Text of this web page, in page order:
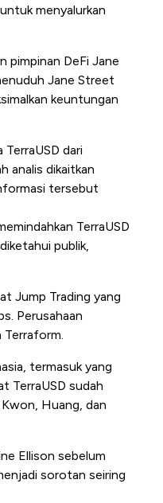
menyalurkan
pimpinan DeFi Jane
Jane Street
keuntungan
dari
analis dikaitkan
tersebut
TerraUSD
publik,
Jump Trading yang
Perusahaan
Terraform.
termasuk yang
TerraUSD sudah
Huang, dan
Ellison sebelum
sorotan seiring